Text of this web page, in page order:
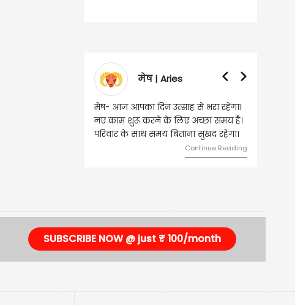
मेष | Aries
मेष- आज आपका दिन उत्साह से भरा रहेगा।
नए काम शुरू करने के लिए अच्छा समय है।
परिवार के साथ समय बिताना सुखद रहेगा।
Continue Reading
SUBSCRIBE NOW @ just ₹ 100/month